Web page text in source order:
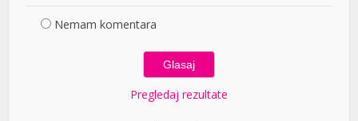
Nemam komentara
Pregledaj rezultate